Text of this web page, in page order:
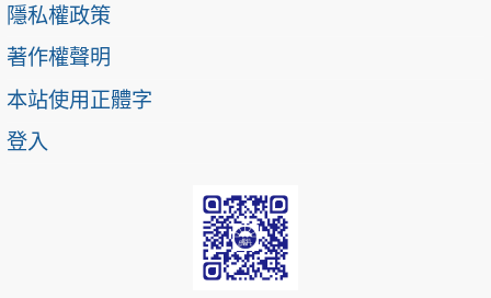
隱私權政策
著作權聲明
本站使用正體字
登入